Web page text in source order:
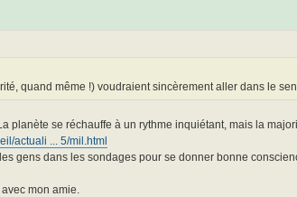
quand même !) voudraient sincèrement aller dans le
planète se réchauffe à un rythme inquiétant, mais la
actuali ... 5/mil.html
gens dans les sondages pour se donner bonne
mon amie.